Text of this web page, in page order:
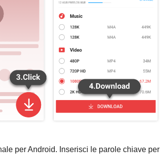
per Android. Inserisci le parole chiave per